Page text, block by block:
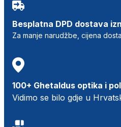
Besplatna DPD dostava
Za manje narudžbe, cijena
100+ Ghetaldus optika i
Vidimo se bilo gdje u